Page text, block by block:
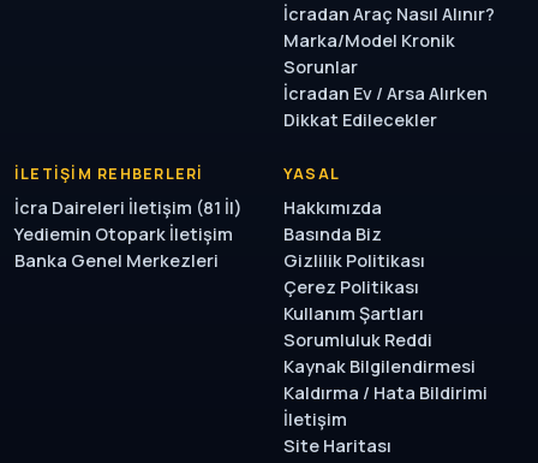
İcradan Araç Nasıl Alınır?
Marka/Model Kronik
Sorunlar
İcradan Ev / Arsa Alırken
Dikkat Edilecekler
İLETIŞIM REHBERLERI
İcra Daireleri İletişim (81 İl)
Yediemin Otopark İletişim
Banka Genel Merkezleri
YASAL
Hakkımızda
Basında Biz
Gizlilik Politikası
Çerez Politikası
Kullanım Şartları
Sorumluluk Reddi
Kaynak Bilgilendirmesi
Kaldırma / Hata Bildirimi
İletişim
Site Haritası